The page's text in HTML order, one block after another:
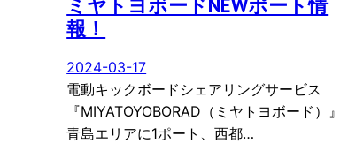
ミヤトヨボードNEWポート情
報！
2024-03-17
電動キックボードシェアリングサービス
『MIYATOYOBORAD（ミヤトヨボード）』
青島エリアに1ポート、西都…